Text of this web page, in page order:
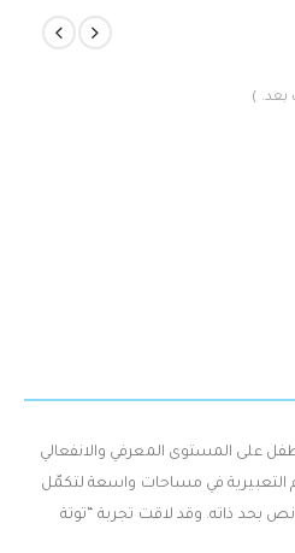
بعد. )
على المستوى المعرفي والانفعالي
التعبيرية في مساحات واسعة لتكمّل
بحد ذاته. وقد لاقت تجربة “توتة